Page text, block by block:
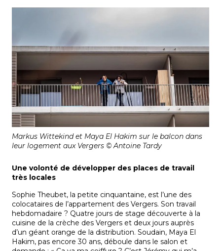
Markus Wittekind et Maya El Hakim sur le balcon dans
leur logement aux Vergers © Antoine Tardy
Une volonté de développer des places de travail
très locales
Sophie Theubet, la petite cinquantaine, est l’une des
colocataires de l’appartement des Vergers. Son travail
hebdomadaire ? Quatre jours de stage découverte à la
cuisine de la crèche des Vergers et deux jours auprès
d’un géant orange de la distribution. Soudain, Maya El
Hakim, pas encore 30 ans, déboule dans le salon et